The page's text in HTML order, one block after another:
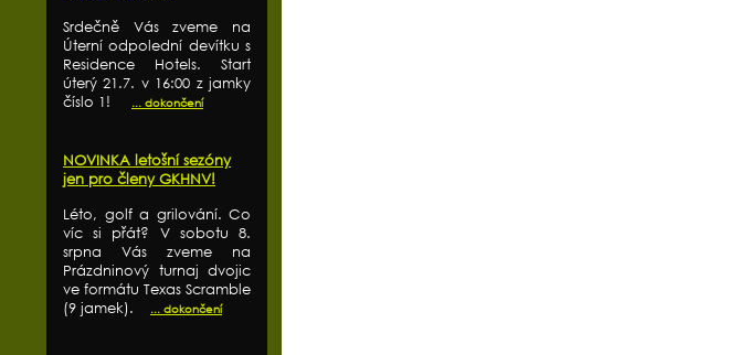
Srdečně Vás zveme na
Úterní odpolední devítku s
Residence Hotels. Start
úterý 21.7. v 16:00 z jamky
číslo 1!
... dokončení
NOVINKA letošní sezóny
jen pro členy GKHNV!
Léto, golf a grilování. Co
víc si přát? V sobotu 8.
srpna Vás zveme na
Prázdninový turnaj dvojic
ve formátu Texas Scramble
(9 jamek).
... dokončení